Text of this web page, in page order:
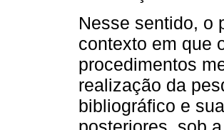
Nesse sentido, o
contexto em que
procedimentos
realização da
bibliográfico e